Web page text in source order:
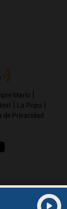
Mario |
| La Popu |
de Privacidad